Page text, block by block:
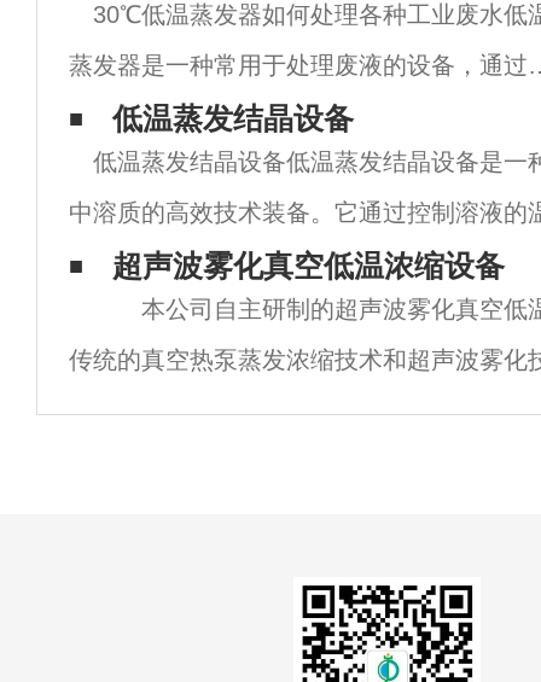
30℃低温蒸发器如何处理各种工业废水低
蒸发器是一种常用于处理废液的设备，通过
废液在低温下蒸发，使其水分蒸发并分离出
来，从而得到浓缩后的废液或干固体废物。
下是一般的低温蒸发器处理废液的步骤：1.
低温蒸发结晶设备
低温蒸发结晶设备低温蒸发结晶设备是一
中溶质的高效技术装备。它通过控制溶液的
溶质在低温条件下结晶、沉淀，从而实现对
缩。1.设备原理低温蒸发结晶设备基于物质
超声波雾化真空低温浓缩设备
本公司自主研制的超声波雾化真空低
传统的真空热泵蒸发浓缩技术和超声波雾化
发器中采用超声波雾化器将材料液的对比面